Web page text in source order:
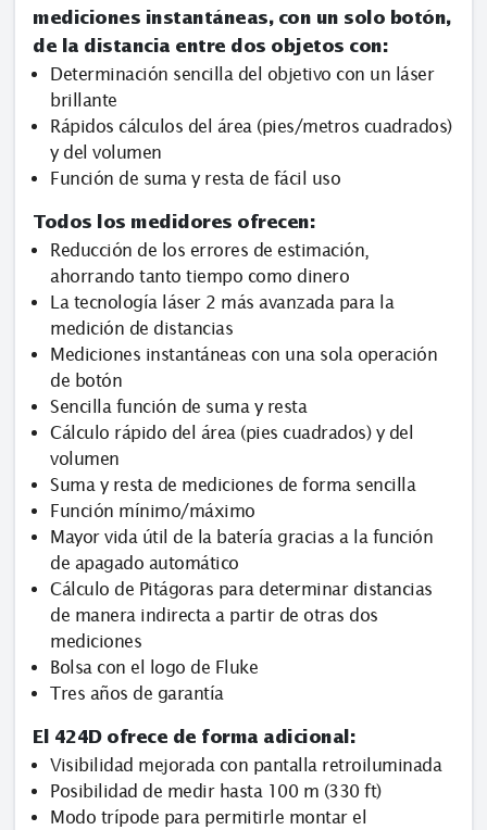
mediciones instantáneas, con un solo botón,
de la distancia entre dos objetos con:
Determinación sencilla del objetivo con un láser
brillante
Rápidos cálculos del área (pies/metros cuadrados)
y del volumen
Función de suma y resta de fácil uso
Todos los medidores ofrecen:
Reducción de los errores de estimación,
ahorrando tanto tiempo como dinero
La tecnología láser 2 más avanzada para la
medición de distancias
Mediciones instantáneas con una sola operación
de botón
Sencilla función de suma y resta
Cálculo rápido del área (pies cuadrados) y del
volumen
Suma y resta de mediciones de forma sencilla
Función mínimo/máximo
Mayor vida útil de la batería gracias a la función
de apagado automático
Cálculo de Pitágoras para determinar distancias
de manera indirecta a partir de otras dos
mediciones
Bolsa con el logo de Fluke
Tres años de garantía
El 424D ofrece de forma adicional:
Visibilidad mejorada con pantalla retroiluminada
Posibilidad de medir hasta 100 m (330 ft)
Modo trípode para permitirle montar el